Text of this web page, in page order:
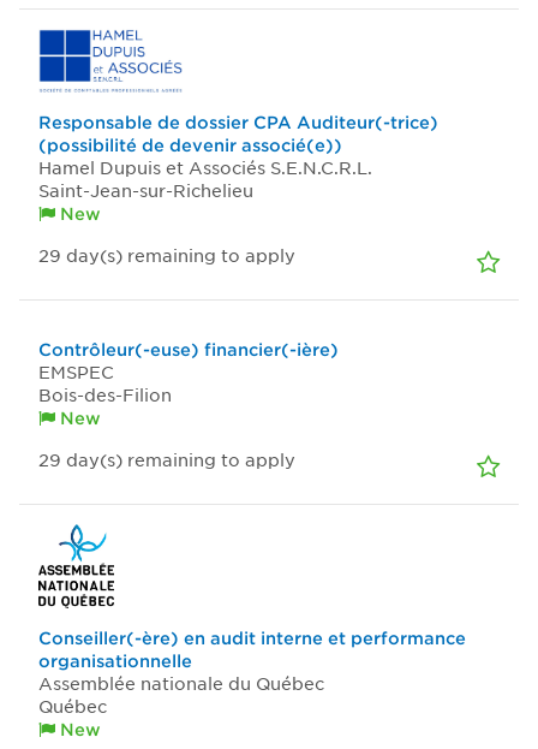
Responsable de dossier CPA Auditeur(-trice)
(possibilité de devenir associé(e))
Hamel Dupuis et Associés S.E.N.C.R.L.
Saint-Jean-sur-Richelieu
New
29 day(s) remaining to apply
Contrôleur(-euse) financier(-ière)
EMSPEC
Bois-des-Filion
New
29 day(s) remaining to apply
Conseiller(-ère) en audit interne et performance
organisationnelle
Assemblée nationale du Québec
Québec
New